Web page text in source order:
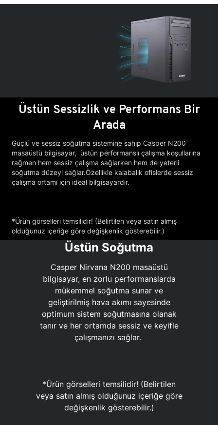
Üstün Sessizlik ve Performans Bir
Arada
Güçlü ve sessiz soğutma sistemine sahip Casper N200
masaüstü bilgisayar, üstün performanslı çalışma koşullarına
rağmen hem sessiz çalışma sağlarken hem de yeterli
soğutma düzeyi sağlar.Özellikle kalabalık ofislerde sessiz
çalışma ortamı için ideal bilgisayardır.
*Ürün görselleri temsilidir! (Belirtilen veya satın almış
olduğunuz içeriğe göre değişkenlik gösterebilir.)
Üstün Soğutma
Casper Nirvana N200 masaüstü
bilgisayar, en zorlu performanslarda
mükemmel soğutma sunar ve
geliştirilmiş hava akımı sayesinde
optimum sistem soğutmasına olanak
tanır ve her ortamda sessiz ve keyifle
çalışmanızı sağlar.
*Ürün görselleri temsilidir! (Belirtilen
veya satın almış olduğunuz içeriğe göre
değişkenlik gösterebilir.)